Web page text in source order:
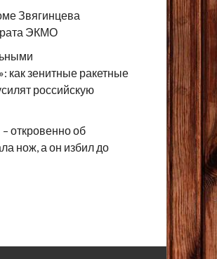
Звягинцева
ЭКМО
как зенитные ракетные
российскую
откровенно об
нож, а он избил до